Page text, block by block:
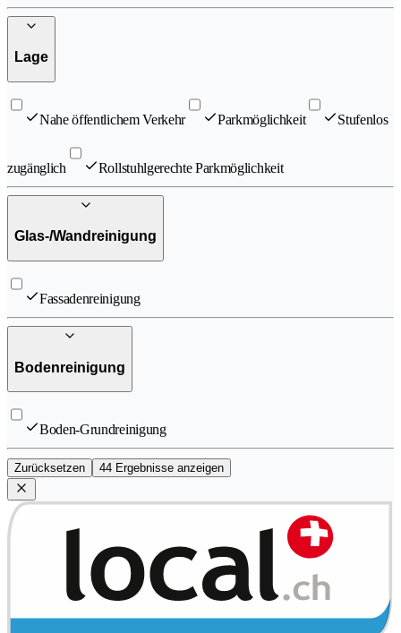
Lage
Nahe öffentlichem Verkehr Parkmöglichkeit Stufenlos
zugänglich Rollstuhlgerechte Parkmöglichkeit
Glas-/Wandreinigung
Fassadenreinigung
Bodenreinigung
Boden-Grundreinigung
Zurücksetzen 44 Ergebnisse anzeigen